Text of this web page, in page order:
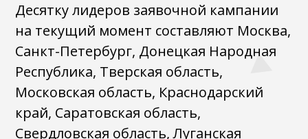
Десятку лидеров заявочной кампании
на текущий момент составляют Москва,
Санкт-Петербург, Донецкая Народная
Республика, Тверская область,
Московская область, Краснодарский
край, Саратовская область,
Свердловская область, Луганская